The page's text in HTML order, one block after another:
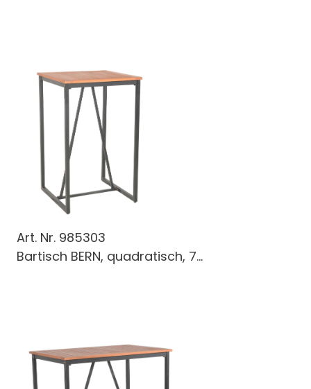
Art. Nr. 985303
Bartisch BERN, quadratisch, 7...